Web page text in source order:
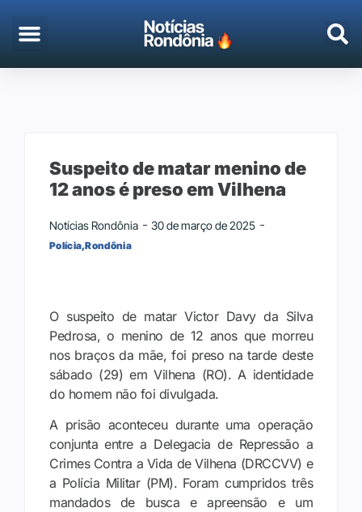
Suspeito de matar menino de
12 anos é preso em Vilhena
Notícias Rondônia 30 de março de 2025
Polícia,Rondônia
O suspeito de matar Victor Davy da Silva
Pedrosa, o menino de 12 anos que morreu
nos braços da mãe, foi preso na tarde deste
sábado (29) em Vilhena (RO). A identidade
do homem não foi divulgada.
A prisão aconteceu durante uma operação
conjunta entre a Delegacia de Repressão a
Crimes Contra a Vida de Vilhena (DRCCVV) e
a Polícia Militar (PM). Foram cumpridos três
mandados de busca e apreensão e um